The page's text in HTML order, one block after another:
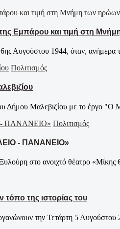
Εμπάρου και τιμή στη
Αυγούστου 1944, όταν,
Πολιτισμός
Δήμου Μαλεβιζίου με το έργο "Ο
Πολιτισμός
- ΠΑΝΑΝΕΙΟ»
στο ανοιχτό θέατρο
της ιστορίας του
την Τετάρτη 5